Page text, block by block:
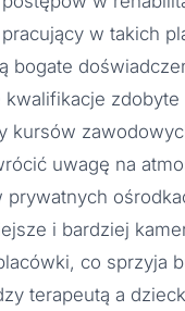
w takich
bogate
kwalifikacje zdobyte
kursów
uwagę na
prywatnych
i bardziej
co sprzyja
terapeutą a